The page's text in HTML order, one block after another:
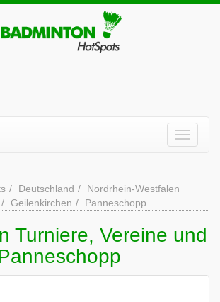
Deutschland
Nordrhein-Westfalen
Geilenkirchen Panneschopp
Turniere, Vereine und